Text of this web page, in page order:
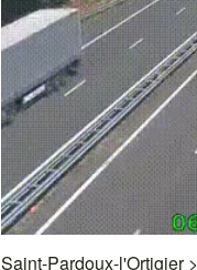
Saint-Pardoux-l'Ortigier>